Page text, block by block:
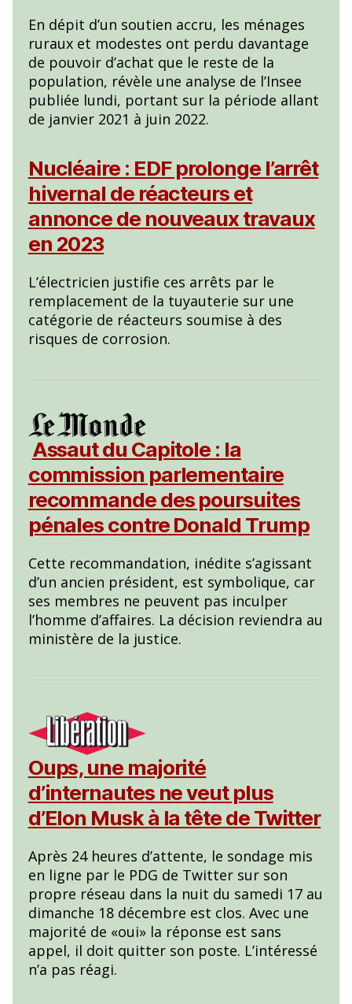
En dépit d’un soutien accru, les ménages
ruraux et modestes ont perdu davantage
de pouvoir d’achat que le reste de la
population, révèle une analyse de l’Insee
publiée lundi, portant sur la période allant
de janvier 2021 à juin 2022.
Nucléaire : EDF prolonge l’arrêt
hivernal de réacteurs et
annonce de nouveaux travaux
en 2023
L’électricien justifie ces arrêts par le
remplacement de la tuyauterie sur une
catégorie de réacteurs soumise à des
risques de corrosion.
Assaut du Capitole : la
commission parlementaire
recommande des poursuites
pénales contre Donald Trump
Cette recommandation, inédite s’agissant
d’un ancien président, est symbolique, car
ses membres ne peuvent pas inculper
l’homme d’affaires. La décision reviendra au
ministère de la justice.
Oups, une majorité
d’internautes ne veut plus
d’Elon Musk à la tête de Twitter
Après 24 heures d’attente, le sondage mis
en ligne par le PDG de Twitter sur son
propre réseau dans la nuit du samedi 17 au
dimanche 18 décembre est clos. Avec une
majorité de «oui» la réponse est sans
appel, il doit quitter son poste. L’intéressé
n’a pas réagi.